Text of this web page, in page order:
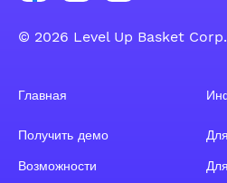
© 2026 Level Up Basket Corp.
Главная
Получить демо
Возможности